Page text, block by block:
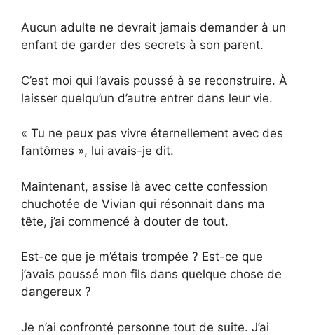
Aucun adulte ne devrait jamais demander à un
enfant de garder des secrets à son parent.
C’est moi qui l’avais poussé à se reconstruire. À
laisser quelqu’un d’autre entrer dans leur vie.
« Tu ne peux pas vivre éternellement avec des
fantômes », lui avais-je dit.
Maintenant, assise là avec cette confession
chuchotée de Vivian qui résonnait dans ma
tête, j’ai commencé à douter de tout.
Est-ce que je m’étais trompée ? Est-ce que
j’avais poussé mon fils dans quelque chose de
dangereux ?
Je n’ai confronté personne tout de suite. J’ai